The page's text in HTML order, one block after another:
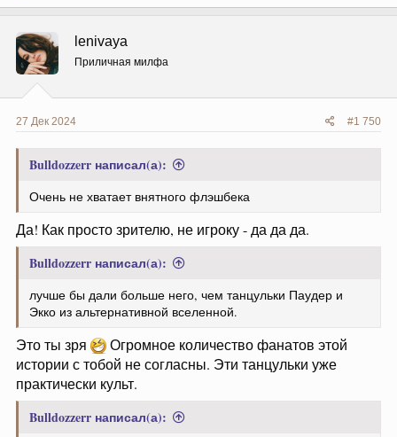
и
и
:
lenivaya
Приличная милфа
27 Дек 2024 #1 750
Bulldozzerr написал(а):
Очень не хватает внятного флэшбека
Да! Как просто зрителю, не игроку - да да да.
Bulldozzerr написал(а):
лучше бы дали больше него, чем танцульки Паудер и
Экко из альтернативной вселенной.
Это ты зря
Огромное количество фанатов этой
истории с тобой не согласны. Эти танцульки уже
практически культ.
Bulldozzerr написал(а):